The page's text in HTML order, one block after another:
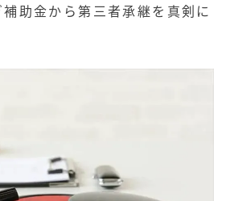
助金から第三者承継を真剣に